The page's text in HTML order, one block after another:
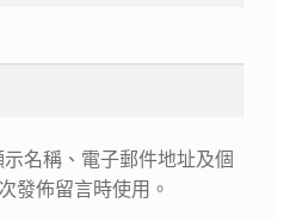
名稱、電子郵件地址及個
發佈留言時使用。